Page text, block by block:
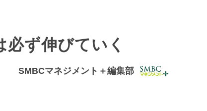
ず伸びていく
SMBCマネジメント＋編集部